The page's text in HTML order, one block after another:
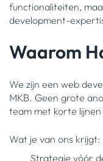
functionaliteiten,
development-
Waarom
We zijn een web
MKB. Geen grote
team met korte
Wat je van ons krijgt:
Strategie vóór